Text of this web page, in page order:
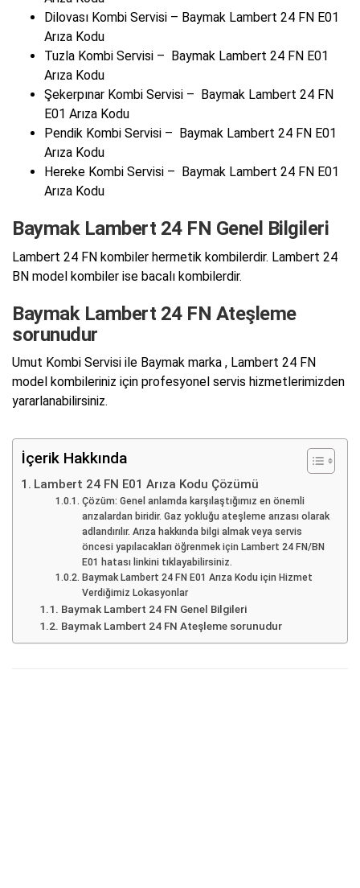
Dilovası Kombi Servisi – Baymak Lambert 24 FN E01
Arıza Kodu
Tuzla Kombi Servisi – Baymak Lambert 24 FN E01
Arıza Kodu
Şekerpınar Kombi Servisi – Baymak Lambert 24 FN
E01 Arıza Kodu
Pendik Kombi Servisi – Baymak Lambert 24 FN E01
Arıza Kodu
Hereke Kombi Servisi – Baymak Lambert 24 FN E01
Arıza Kodu
Baymak Lambert 24 FN Genel Bilgileri
Lambert 24 FN kombiler hermetik kombilerdir. Lambert 24
BN model kombiler ise bacalı kombilerdir.
Baymak Lambert 24 FN Ateşleme
sorunudur
Umut Kombi Servisi ile Baymak marka , Lambert 24 FN
model kombileriniz için profesyonel servis hizmetlerimizden
yararlanabilirsiniz.
İçerik Hakkında
Lambert 24 FN E01 Arıza Kodu Çözümü
Çözüm: Genel anlamda karşılaştığımız en önemli
arızalardan biridir. Gaz yokluğu ateşleme arızası olarak
adlandırılır. Arıza hakkında bilgi almak veya servis
öncesi yapılacakları öğrenmek için Lambert 24 FN/BN
E01 hatası linkini tıklayabilirsiniz.
Baymak Lambert 24 FN E01 Arıza Kodu için Hizmet
Verdiğimiz Lokasyonlar
Baymak Lambert 24 FN Genel Bilgileri
Baymak Lambert 24 FN Ateşleme sorunudur